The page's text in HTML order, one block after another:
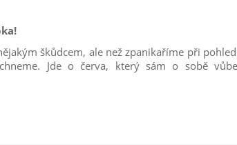
škůdcem, ale než zpanikaříme při
Jde o červa, který sám o sobě